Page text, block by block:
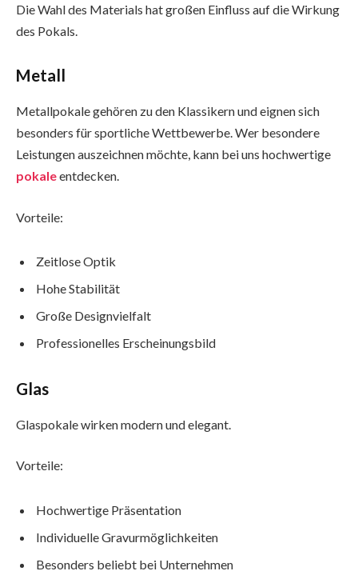
Die Wahl des Materials hat großen Einfluss auf die Wirkung
des Pokals.
Metall
Metallpokale gehören zu den Klassikern und eignen sich
besonders für sportliche Wettbewerbe. Wer besondere
Leistungen auszeichnen möchte, kann bei uns hochwertige
pokaleentdecken.
Vorteile:
Zeitlose Optik
Hohe Stabilität
Große Designvielfalt
Professionelles Erscheinungsbild
Glas
Glaspokale wirken modern und elegant.
Vorteile:
Hochwertige Präsentation
Individuelle Gravurmöglichkeiten
Besonders beliebt bei Unternehmen